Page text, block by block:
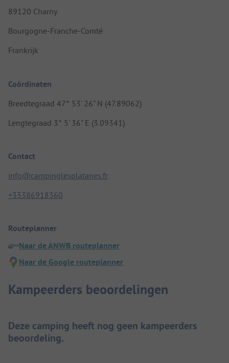
89120 Charny
Bourgogne-Franche-Comté
Frankrijk
Coördinaten
Breedtegraad 47° 53' 26" N (47.89062)
Lengtegraad 3° 5' 36" E (3.09341)
Contact
info@campinglesplatanes.fr
+33386918360
Routeplanner
Naar de ANWB routeplanner
Naar de Google routeplanner
Kampeerders beoordelingen
Deze camping heeft nog geen kampeerders
beoordeling.